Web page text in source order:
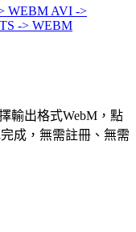
WEBM AVI ->
TS -> WEBM
輸出格式WebM，點
成，無需註冊、無需